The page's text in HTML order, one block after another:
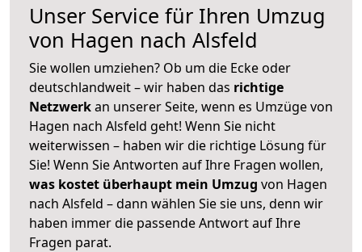
Unser Service für Ihren Umzug
von Hagen nach Alsfeld
Sie wollen umziehen? Ob um die Ecke oder
deutschlandweit – wir haben das richtige
Netzwerkan unserer Seite, wenn es Umzüge von
Hagen nach Alsfeld geht! Wenn Sie nicht
weiterwissen – haben wir die richtige Lösung für
Sie! Wenn Sie Antworten auf Ihre Fragen wollen,
was kostet überhaupt mein Umzug von Hagen
nach Alsfeld – dann wählen Sie sie uns, denn wir
haben immer die passende Antwort auf Ihre
Fragen parat.